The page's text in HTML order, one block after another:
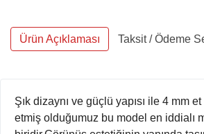
Ürün Açıklaması Taksit / Ödeme
Şık dizaynı ve güçlü yapısı ile 4 mm et
etmiş olduğumuz bu model en iddialı